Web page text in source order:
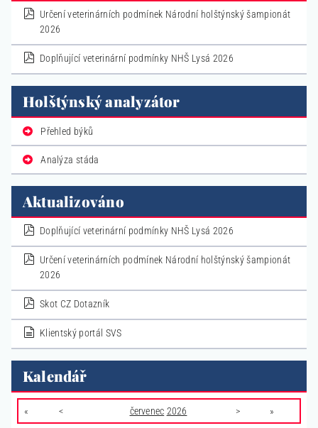
pdf
Určení veterinárních podmínek Národní holštýnský šampionát
2026
pdf
Doplňující veterinární podmínky NHŠ Lysá 2026
Holštýnský analyzátor
Přehled býků
Analýza stáda
Aktualizováno
pdf
Doplňující veterinární podmínky NHŠ Lysá 2026
pdf
Určení veterinárních podmínek Národní holštýnský šampionát
2026
pdf
Skot CZ Dotazník
dokument
Klientský portál SVS
Kalendář
« < červenec 2026 > »